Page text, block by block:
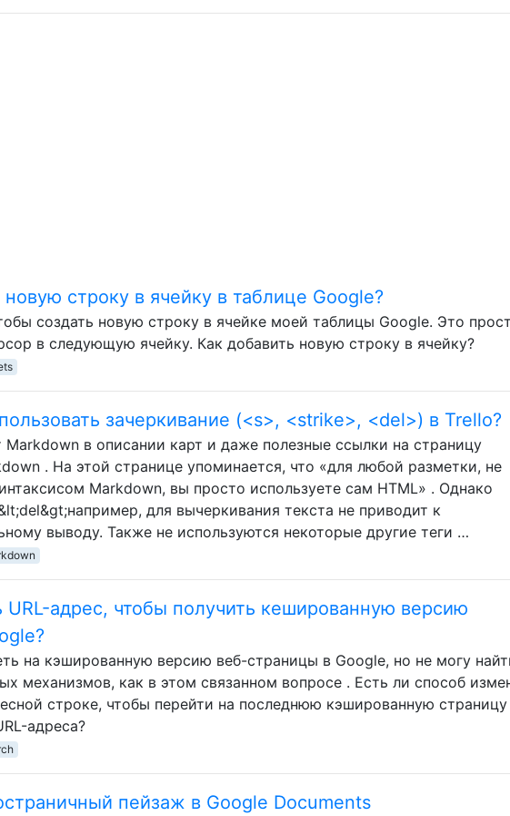
новую строку в ячейку в таблице Google?
создать новую строку в ячейке моей таблицы Google. Это
в следующую ячейку. Как добавить новую строку в ячейку?
зачеркивание (<s>, <strike>, <del>) в Trello?
Markdown в описании карт и даже полезные ссылки на страницу
. На этой странице упоминается, что «для любой разметки, не
Markdown, вы просто используете сам HTML» . Однако
для вычеркивания текста не приводит к
выводу. Также не используются некоторые другие теги …
URL-адрес, чтобы получить кешированную версию
на кэшированную версию веб-страницы в Google, но не могу
механизмов, как в этом связанном вопросе . Есть ли способ
строке, чтобы перейти на последнюю кэшированную
адреса?
пейзаж в Google Documents